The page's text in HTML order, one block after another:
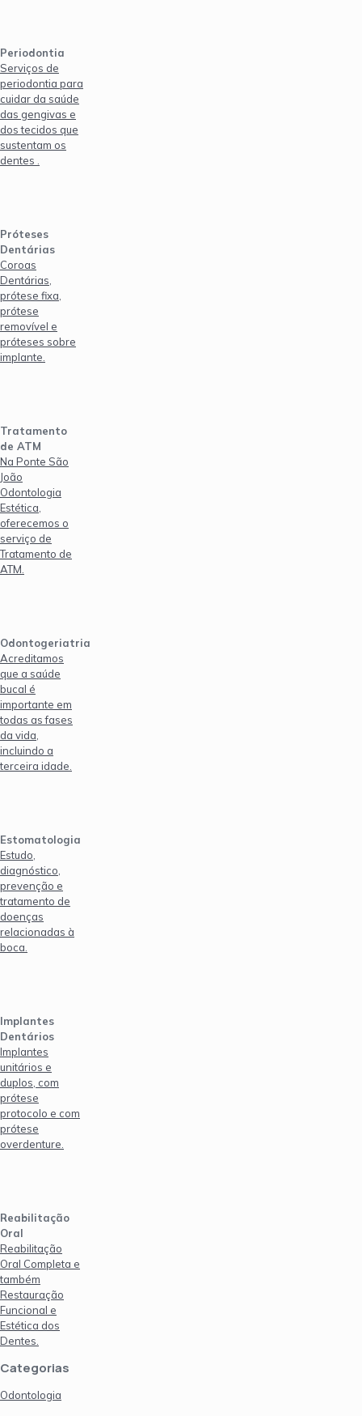
Periodontia
Serviços de
periodontia para
cuidar da saúde
das gengivas e
dos tecidos que
sustentam os
dentes .
Próteses
Dentárias
Coroas
Dentárias,
prótese fixa,
prótese
removível e
próteses sobre
implante.
Tratamento
de ATM
Na Ponte São
João
Odontologia
Estética,
oferecemos o
serviço de
Tratamento de
ATM.
Odontogeriatria
Acreditamos
que a saúde
bucal é
importante em
todas as fases
da vida,
incluindo a
terceira idade.
Estomatologia
Estudo,
diagnóstico,
prevenção e
tratamento de
doenças
relacionadas à
boca.
Implantes
Dentários
Implantes
unitários e
duplos, com
prótese
protocolo e com
prótese
overdenture.
Reabilitação
Oral
Reabilitação
Oral Completa e
também
Restauração
Funcional e
Estética dos
Dentes.
Categorias
Odontologia